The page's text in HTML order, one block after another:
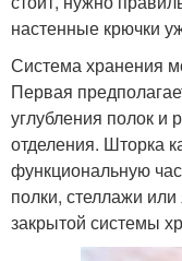
настенные крючки
Система хранения
Первая
углубления полок и
отделения. Шторка
функциональную
полки, стеллажи
закрытой системы